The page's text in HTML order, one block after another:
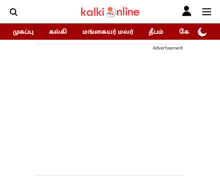
முகப்பு கல்கி மங்கையர் மலர் தீபம் கோகுலம்/
Advertisement